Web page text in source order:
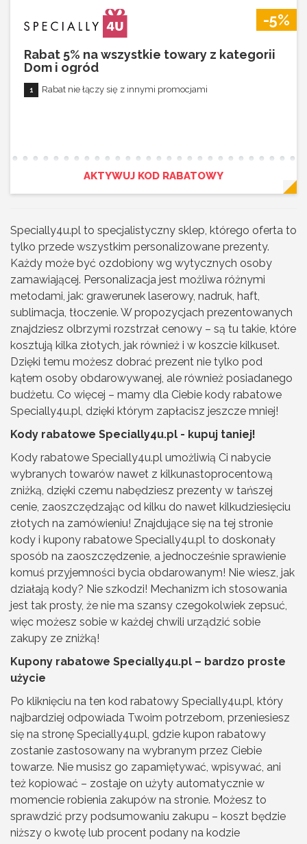
-5%
Rabat 5% na wszystkie towary z kategorii
Dom i ogród
Rabat nie łączy się z innymi promocjami
AKTYWUJ KOD RABATOWY
Specially4u.pl to specjalistyczny sklep, którego oferta to
tylko przede wszystkim personalizowane prezenty.
Każdy może być ozdobiony wg wytycznych osoby
zamawiającej. Personalizacja jest możliwa różnymi
metodami, jak: grawerunek laserowy, nadruk, haft,
sublimacja, tłoczenie. W propozycjach prezentowanych
znajdziesz olbrzymi rozstrzał cenowy – są tu takie, które
kosztują kilka złotych, jak również i w koszcie kilkuset.
Dzięki temu możesz dobrać prezent nie tylko pod
kątem osoby obdarowywanej, ale również posiadanego
budżetu. Co więcej – mamy dla Ciebie kody rabatowe
Specially4u.pl, dzięki którym zapłacisz jeszcze mniej!
Kody rabatowe Specially4u.pl - kupuj taniej!
Kody rabatowe Specially4u.pl umożliwią Ci nabycie
wybranych towarów nawet z kilkunastoprocentową
zniżką, dzięki czemu nabędziesz prezenty w tańszej
cenie, zaoszczędzając od kilku do nawet kilkudziesięciu
złotych na zamówieniu! Znajdujące się na tej stronie
kody i kupony rabatowe Specially4u.pl to doskonały
sposób na zaoszczędzenie, a jednocześnie sprawienie
komuś przyjemności bycia obdarowanym! Nie wiesz, jak
działają kody? Nie szkodzi! Mechanizm ich stosowania
jest tak prosty, że nie ma szansy czegokolwiek zepsuć,
więc możesz sobie w każdej chwili urządzić sobie
zakupy ze zniżką!
Kupony rabatowe Specially4u.pl – bardzo proste
użycie
Po kliknięciu na ten kod rabatowy Specially4u.pl, który
najbardziej odpowiada Twoim potrzebom, przeniesiesz
się na stronę Specially4u.pl, gdzie kupon rabatowy
zostanie zastosowany na wybranym przez Ciebie
towarze. Nie musisz go zapamiętywać, wpisywać, ani
też kopiować – zostaje on użyty automatycznie w
momencie robienia zakupów na stronie. Możesz to
sprawdzić przy podsumowaniu zakupu – koszt będzie
niższy o kwotę lub procent podany na kodzie